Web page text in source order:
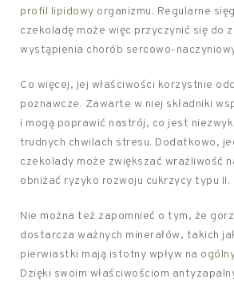
profil lipidowy organizmu. Regularne
czekoladę może więc przyczynić się do
wystąpienia chorób sercowo-
Co więcej, jej właściwości korzystnie
poznawcze. Zawarte w niej składniki
i mogą poprawić nastrój, co jest
trudnych chwilach stresu. Dodatkowo,
czekolady może zwiększać wrażliwość
obniżać ryzyko rozwoju cukrzycy typu II.
Nie można też zapomnieć o tym, że
dostarcza ważnych minerałów, takich
pierwiastki mają istotny wpływ na
Dzięki swoim właściwościom